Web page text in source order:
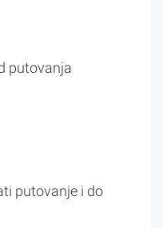
putovanja
putovanje i do